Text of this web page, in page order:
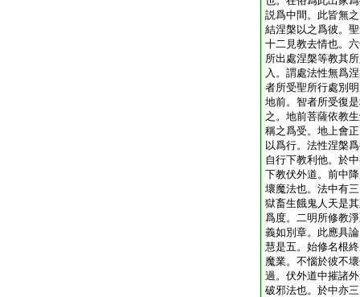
説爲中間。此皆無
結涅槃以之爲彼。
十二見教去情也。
所出處涅槃等教其
入。謂處法性無爲
者所受聖所行處別
地前。智者所受復
之。地前菩薩依教
稱之爲受。地上會
以爲行。法性涅槃
自行下教利他。於
下教伏外道。前中
壞魔法也。法中有
獄畜生餓鬼人天是
爲度。二明所修教
義如別章。此應具
慧是五。始修名根
魔業。不惱於彼不
過。伏外道中摧諸
破邪法也。於中亦